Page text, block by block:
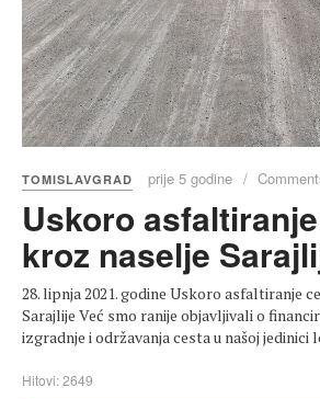
TOMISLAVGRAD prije 5 godine
Uskoro
kroz naselje
28. lipnja 2021. godine Uskoro asfaltiranje
Sarajlije Već smo ranije objavljivali o
izgradnje i održavanja cesta u našoj jedinici
Hitovi: 2649